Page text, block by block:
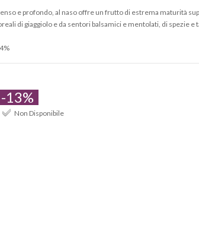
e profondo, al naso offre un frutto di estrema maturità
di giaggiolo e da sentori balsamici e mentolati, di spezie e
-13%
Non Disponibile